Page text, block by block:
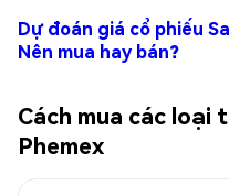
Dự đoán giá cổ phiếu
Nên mua hay bán?
Cách mua các
Phemex